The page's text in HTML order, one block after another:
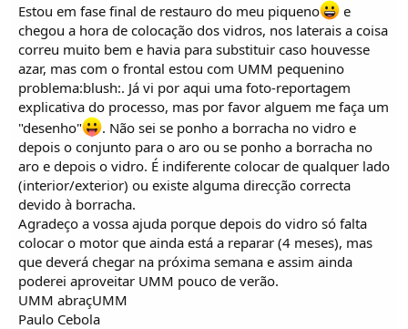
T
ó
p
i
c
o
s
o
Estou em fase final de restauro do meu piqueno
e
chegou a hora de colocação dos vidros, nos laterais a coisa
correu muito bem e havia para substituir caso houvesse
azar, mas com o frontal estou com UMM pequenino
problema:blush:. Já vi por aqui uma foto-reportagem
explicativa do processo, mas por favor alguem me faça um
"desenho"
. Não sei se ponho a borracha no vidro e
depois o conjunto para o aro ou se ponho a borracha no
aro e depois o vidro. É indiferente colocar de qualquer lado
(interior/exterior) ou existe alguma direcção correcta
devido à borracha.
Agradeço a vossa ajuda porque depois do vidro só falta
colocar o motor que ainda está a reparar (4 meses), mas
que deverá chegar na próxima semana e assim ainda
poderei aproveitar UMM pouco de verão.
UMM abraçUMM
Paulo Cebola